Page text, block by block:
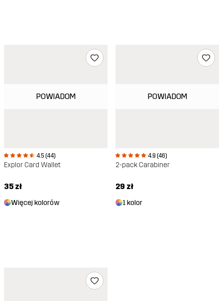
POWIADOM
4.5 (44)
Explor Card Wallet
35 zł
Więcej kolorów
POWIADOM
4.9 (46)
2-pack Carabiner
29 zł
1 kolor